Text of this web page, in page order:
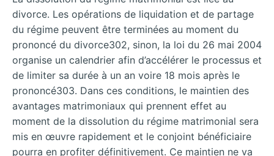
divorce. Les opérations de liquidation et de partage
du régime peuvent être terminées au moment du
prononcé du divorce302, sinon, la loi du 26 mai 2004
organise un calendrier afin d’accélérer le processus et
de limiter sa durée à un an voire 18 mois après le
prononcé303. Dans ces conditions, le maintien des
avantages matrimoniaux qui prennent effet au
moment de la dissolution du régime matrimonial sera
mis en œuvre rapidement et le conjoint bénéficiaire
pourra en profiter définitivement. Ce maintien ne va